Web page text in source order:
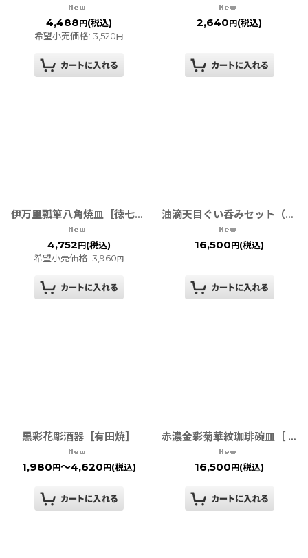
4,488円(税込)
希望小売価格: 3,520円
2,640円(税込)
伊万里瓢箪八角焼皿［徳七窯］
4,752円(税込)
希望小売価格: 3,960円
油滴天目ぐい呑みセット（木箱入り）金/銀［有田焼 真右ェ門窯］
16,500円(税込)
黒彩花彫酒器［有田焼］
1,980円～4,620円(税込)
赤濃金彩菊華紋珈琲碗皿［ 有田焼 徳幸窯 ］
16,500円(税込)